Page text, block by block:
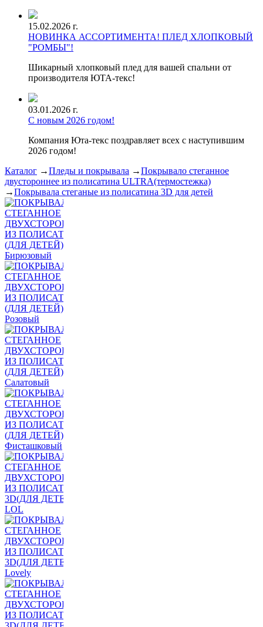
15.02.2026 г.
НОВИНКА АССОРТИМЕНТА! ПЛЕД ХЛОПКОВЫЙ
"РОМБЫ"!
Шикарный хлопковый плед для вашей спальни от
производителя ЮТА-текс!
03.01.2026 г.
С новым 2026 годом!
Компания Юта-текс поздравляет всех с наступившим
2026 годом!
Каталог →Пледы и покрывала →Покрывало стеганное
двустороннее из полисатина ULTRA(термостежка)
→Покрывала стеганые из полисатина 3D для детей